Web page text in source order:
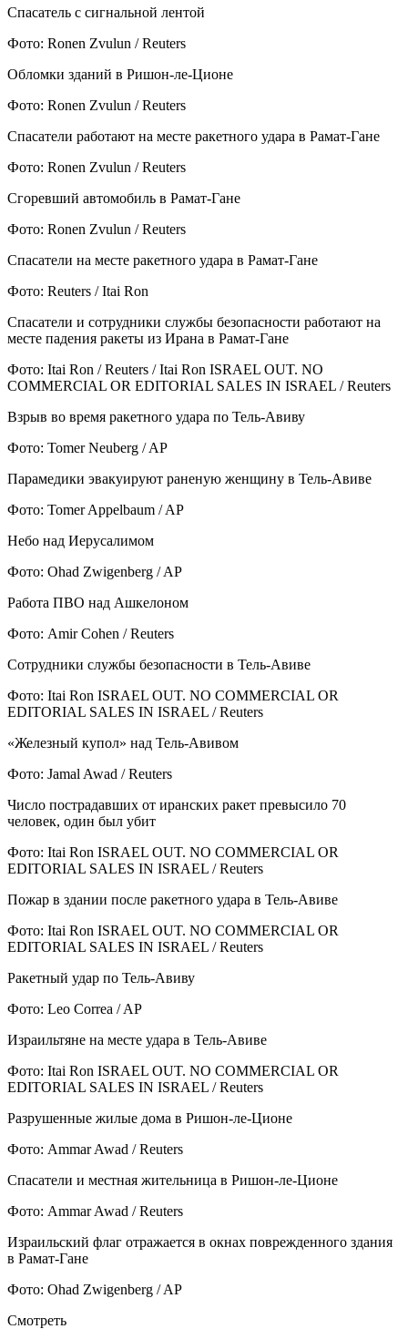
Спасатель с сигнальной лентой
Фото: Ronen Zvulun / Reuters
Обломки зданий в Ришон-ле-Ционе
Фото: Ronen Zvulun / Reuters
Спасатели работают на месте ракетного удара в Рамат-Гане
Фото: Ronen Zvulun / Reuters
Сгоревший автомобиль в Рамат-Гане
Фото: Ronen Zvulun / Reuters
Спасатели на месте ракетного удара в Рамат-Гане
Фото: Reuters / Itai Ron
Спасатели и сотрудники службы безопасности работают на
месте падения ракеты из Ирана в Рамат-Гане
Фото: Itai Ron / Reuters / Itai Ron ISRAEL OUT. NO
COMMERCIAL OR EDITORIAL SALES IN ISRAEL / Reuters
Взрыв во время ракетного удара по Тель-Авиву
Фото: Tomer Neuberg / AP
Парамедики эвакуируют раненую женщину в Тель-Авиве
Фото: Tomer Appelbaum / AP
Небо над Иерусалимом
Фото: Ohad Zwigenberg / AP
Работа ПВО над Ашкелоном
Фото: Amir Cohen / Reuters
Сотрудники службы безопасности в Тель-Авиве
Фото: Itai Ron ISRAEL OUT. NO COMMERCIAL OR
EDITORIAL SALES IN ISRAEL / Reuters
«Железный купол» над Тель-Авивом
Фото: Jamal Awad / Reuters
Число пострадавших от иранских ракет превысило 70
человек, один был убит
Фото: Itai Ron ISRAEL OUT. NO COMMERCIAL OR
EDITORIAL SALES IN ISRAEL / Reuters
Пожар в здании после ракетного удара в Тель-Авиве
Фото: Itai Ron ISRAEL OUT. NO COMMERCIAL OR
EDITORIAL SALES IN ISRAEL / Reuters
Ракетный удар по Тель-Авиву
Фото: Leo Correa / AP
Израильтяне на месте удара в Тель-Авиве
Фото: Itai Ron ISRAEL OUT. NO COMMERCIAL OR
EDITORIAL SALES IN ISRAEL / Reuters
Разрушенные жилые дома в Ришон-ле-Ционе
Фото: Ammar Awad / Reuters
Спасатели и местная жительница в Ришон-ле-Ционе
Фото: Ammar Awad / Reuters
Израильский флаг отражается в окнах поврежденного здания
в Рамат-Гане
Фото: Ohad Zwigenberg / AP
Смотреть